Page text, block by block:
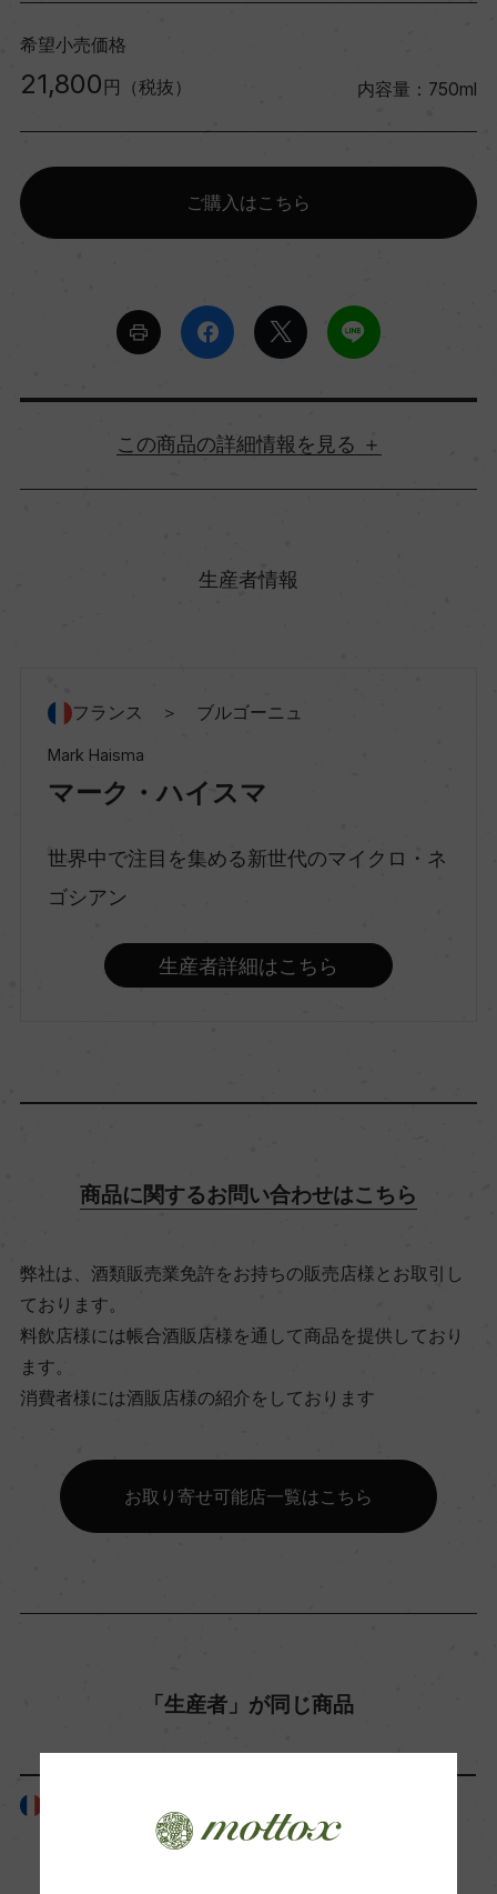
希望小売価格
21,800 円（税抜） 内容量：750ml
ご購入はこちら
詳細情報
地区名
コート・ド・ボーヌ
品種（原材料）
アルコール度数
コンクール入賞歴
ー
生産者情報
フランス ＞ ブルゴーニュ
Mark Haisma
マーク・ハイスマ
世界中で注目を集める新世代のマイクロ・ネ
ゴシアン
生産者詳細はこちら
商品に関するお問い合わせはこちら
弊社は、酒類販売業免許をお持ちの販売店様とお取引し
ております。
料飲店様には帳合酒販店様を通して商品を提供しており
ます。
消費者様には酒販店様の紹介をしております
お取り寄せ可能店一覧はこちら
「生産者」が同じ商品